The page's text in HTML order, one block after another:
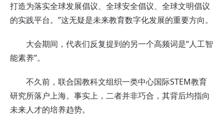
打造为落实全球发展倡议、全球安全倡议、全球文明倡议
的实践平台。”这无疑是未来教育数字化发展的重要方向。
大会期间，代表们反复提到的另一个高频词是“人工智
能素养”。
不久前，联合国教科文组织一类中心国际STEM教育
研究所落户上海。事实上，二者并非巧合，其背后均指向
未来人才的培养趋势。